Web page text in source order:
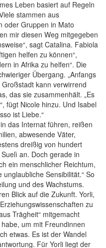
Leben basiert auf Regeln
stammen aus
oder Gruppen in Mato
mir diesen Weg mitgegeben
sagt Catalina. Fabiola
helfen zu können“,
in Afrika zu helfen“. Die
Übergang. „Anfangs
kann verwirrend
das sie zusammenhält. „Es
fügt Nicole hinzu. Und Isabel
ist Liebe.“
das Internat führen, reißen
abwesende Väter,
dreißig von hundert
an. Doch gerade in
ein menschlicher Reichtum,
Sensibilität.“ So
und des Wachstums.
Blick auf die Zukunft. Yorli,
zu
Trägheit“ mitgemacht
um mit Freundinnen
etwas. Es ist der Wandel
Für Yorli liegt der